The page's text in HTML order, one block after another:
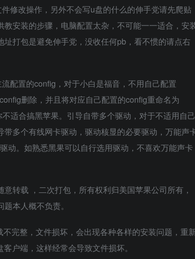
修改操作，另外不会写u盘的什么的伸手党请先爬贴
安装的步骤，电脑配置太杂，不可能一一适合，安
打包是避免伸手党，没收任何pb，看不惯的请点右
配置的config，对于小白是福音，不用自己配置
删除，并且将对应自己配置的config重命名为
适合搞黑苹果。引导自带多个驱动，对于不适用自己
多个有线网卡驱动，驱动核显的必要驱动，万能声
动。如熟悉黑果可以自行选用驱动，不喜欢万能声卡
转载 ，二次打包，所有权利归美国苹果公司所有，
本人概不负责。
完整，文件损坏，会出现各种各样的安装问题，重
户端，这样经常会导致文件损坏。